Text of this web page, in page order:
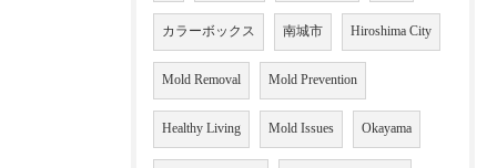
カラーボックス 南城市 Hiroshima City
Mold Removal Mold Prevention
Healthy Living Mold Issues Okayama